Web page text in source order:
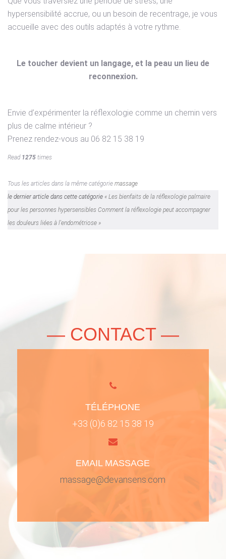
hypersensibilité accrue, ou un besoin de recentrage, je vous
accueille avec des outils adaptés à votre rythme.
Le toucher devient un langage, et la peau un lieu de
reconnexion.
Envie d’expérimenter la réflexologie comme un chemin vers
plus de calme intérieur ?
Prenez rendez-vous au 06 82 15 38 19
Read 1275 times
Tous les articles dans la même catégorie massage
le dernier article dans cette catégorie « Les bienfaits de la réflexologie palmaire
pour les personnes hypersensibles Comment la réflexologie peut accompagner
les douleurs liées à l'endométriose »
— CONTACT —
TÉLÉPHONE
+33 (0)6 82 15 38 19
EMAIL MASSAGE
massage@devansens.com